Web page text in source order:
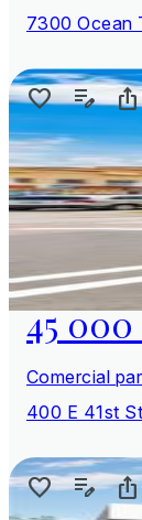
7300 Ocean
45
Comercial
400 E 41st